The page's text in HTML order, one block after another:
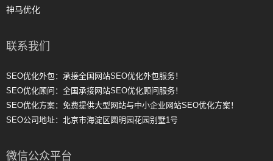
神马优化
联系我们
SEO优化外包：承接全国网站SEO优化外包服务！
SEO优化顾问：全国承接网站SEO优化顾问服务！
SEO优化方案：免费提供大型网站与中小企业网站SEO优化方案！
SEO公司地址：北京市海淀区圆明园花园别墅1号
微信公众平台